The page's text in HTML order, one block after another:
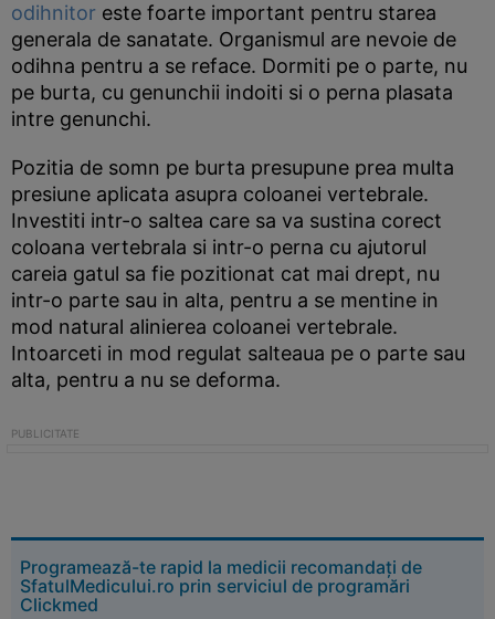
odihnitor este foarte important pentru starea
generala de sanatate. Organismul are nevoie de
odihna pentru a se reface. Dormiti pe o parte, nu
pe burta, cu genunchii indoiti si o perna plasata
intre genunchi.
Pozitia de somn pe burta presupune prea multa
presiune aplicata asupra coloanei vertebrale.
Investiti intr-o saltea care sa va sustina corect
coloana vertebrala si intr-o perna cu ajutorul
careia gatul sa fie pozitionat cat mai drept, nu
intr-o parte sau in alta, pentru a se mentine in
mod natural alinierea coloanei vertebrale.
Intoarceti in mod regulat salteaua pe o parte sau
alta, pentru a nu se deforma.
Programează-te rapid la medicii recomandați de
SfatulMedicului.ro prin serviciul de programări
Clickmed